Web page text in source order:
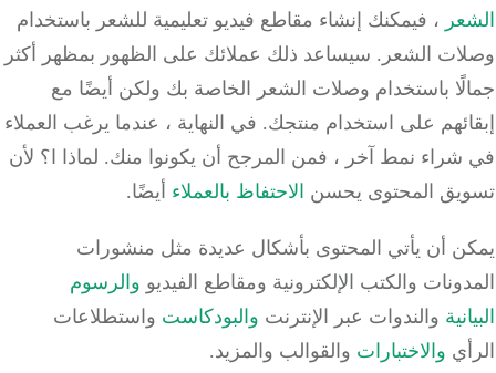
، فيمكنك إنشاء مقاطع فيديو تعليمية للشعر باستخدام
الشعر.سيساعد ذلك عملائك على الظهور بمظهر أكثر
باستخدام وصلات الشعر الخاصة بك ولكن أيضًا مع
على استخدام منتجك.في النهاية ، عندما يرغب العملاء
نمط آخر ، فمن المرجح أن يكونوا منك.لماذا ا؟
لأن
المحتوى يحسنالاحتفاظ بالعملاءأيضًا.
أن يأتي المحتوى بأشكال عديدة مثل منشورات
والكتب الإلكترونية ومقاطع الفيديووالرسوم
والندوات عبر الإنترنتوالبودكاستواستطلاعات
والاختبارات والقوالب والمزيد.